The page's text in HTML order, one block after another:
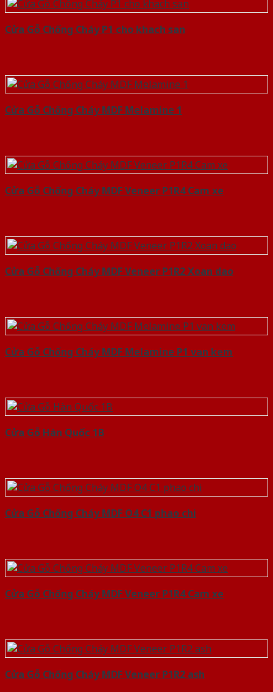
Cửa Gỗ Chống Cháy P1 cho khach san
Cửa Gỗ Chống Cháy MDF Melamine 1
Cửa Gỗ Chống Cháy MDF Veneer P1R4 Cam xe
Cửa Gỗ Chống Cháy MDF Veneer P1R2 Xoan dao
Cửa Gỗ Chống Cháy MDF Melamine P1 van kem
Cửa Gỗ Hàn Quốc 1B
Cửa Gỗ Chống Cháy MDF O4 C1 phao chi
Cửa Gỗ Chống Cháy MDF Veneer P1R4 Cam xe
Cửa Gỗ Chống Cháy MDF Veneer P1R2 ash